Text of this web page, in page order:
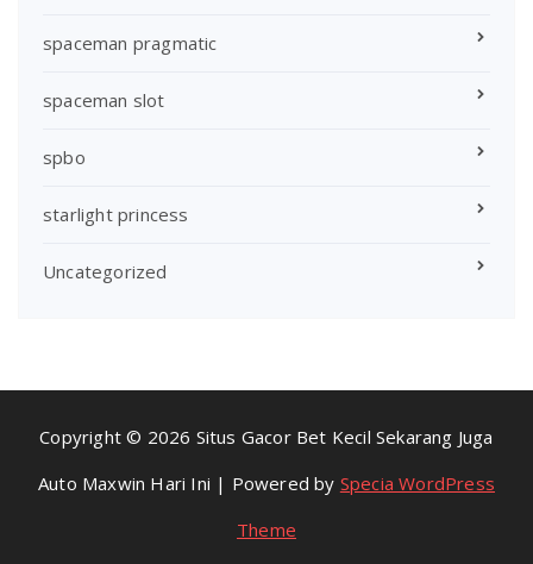
spaceman pragmatic
spaceman slot
spbo
starlight princess
Uncategorized
Copyright © 2026 Situs Gacor Bet Kecil Sekarang Juga
Auto Maxwin Hari Ini | Powered by Specia WordPress
Theme